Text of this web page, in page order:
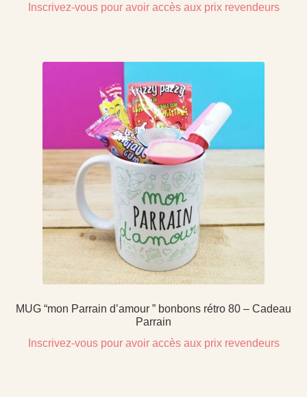
Inscrivez-vous pour avoir accès aux prix revendeurs
MUG “mon Parrain d’amour ” bonbons rétro 80 – Cadeau
Parrain
Inscrivez-vous pour avoir accès aux prix revendeurs